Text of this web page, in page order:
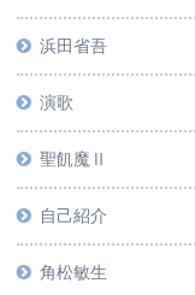
浜田省吾
演歌
聖飢魔Ⅱ
自己紹介
角松敏生